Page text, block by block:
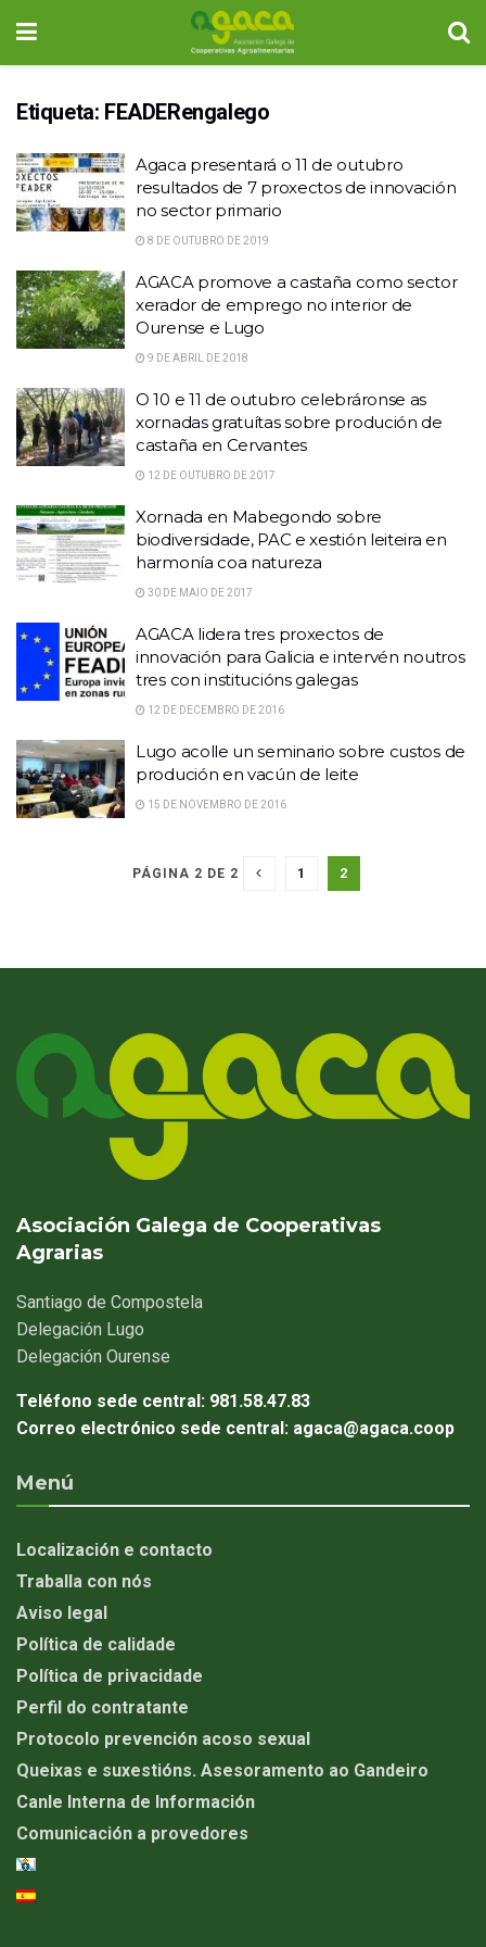
Etiqueta: FEADERengalego
Agaca presentará o 11 de outubro
resultados de 7 proxectos de innovación
no sector primario
8 DE OUTUBRO DE 2019
AGACA promove a castaña como sector
xerador de emprego no interior de
Ourense e Lugo
9 DE ABRIL DE 2018
O 10 e 11 de outubro celebráronse as
xornadas gratuítas sobre produción de
castaña en Cervantes
12 DE OUTUBRO DE 2017
Xornada en Mabegondo sobre
biodiversidade, PAC e xestión leiteira en
harmonía coa natureza
30 DE MAIO DE 2017
AGACA lidera tres proxectos de
innovación para Galicia e intervén noutros
tres con institucións galegas
12 DE DECEMBRO DE 2016
Lugo acolle un seminario sobre custos de
produción en vacún de leite
15 DE NOVEMBRO DE 2016
PÁGINA 2 DE 2 1 2
Asociación Galega de Cooperativas
Agrarias
Santiago de Compostela
Delegación Lugo
Delegación Ourense
Teléfono sede central: 981.58.47.83
Correo electrónico sede central: agaca@agaca.coop
Menú
Localización e contacto
Traballa con nós
Aviso legal
Política de calidade
Política de privacidade
Perfil do contratante
Protocolo prevención acoso sexual
Queixas e suxestións. Asesoramento ao Gandeiro
Canle Interna de Información
Comunicación a provedores